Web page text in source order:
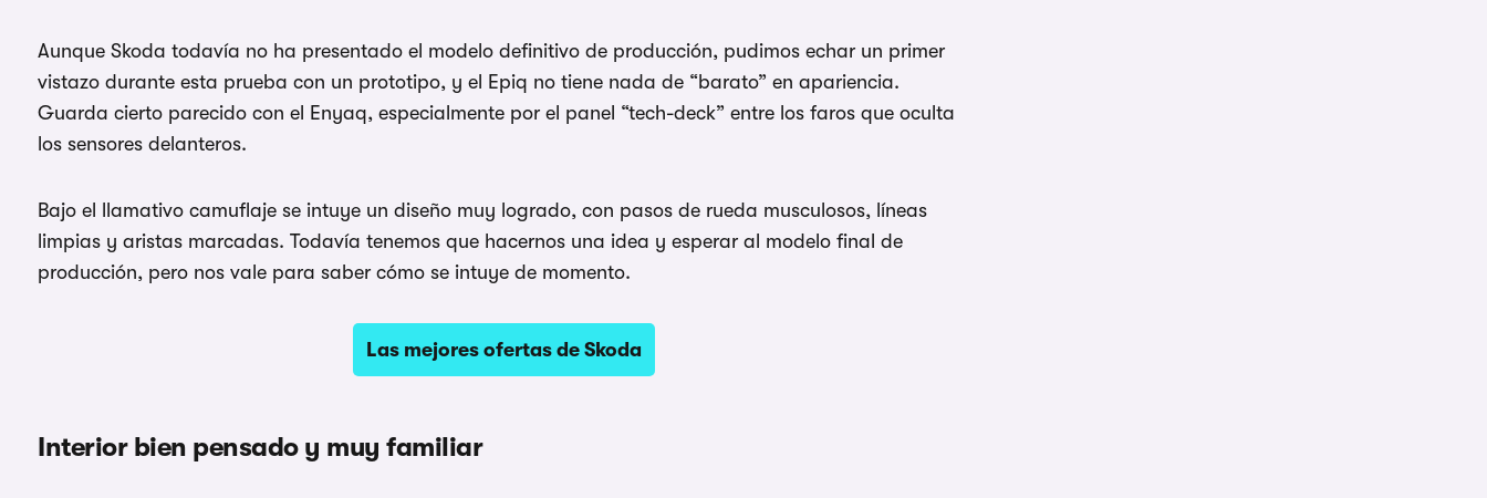
Aunque Skoda todavía no ha presentado el modelo definitivo de producción, pudimos echar un primer
vistazo durante esta prueba con un prototipo, y el Epiq no tiene nada de “barato” en apariencia.
Guarda cierto parecido con el Enyaq, especialmente por el panel “tech-deck” entre los faros que oculta
los sensores delanteros.
Bajo el llamativo camuflaje se intuye un diseño muy logrado, con pasos de rueda musculosos, líneas
limpias y aristas marcadas. Todavía tenemos que hacernos una idea y esperar al modelo final de
producción, pero nos vale para saber cómo se intuye de momento.
Las mejores ofertas de Skoda
Interior bien pensado y muy familiar